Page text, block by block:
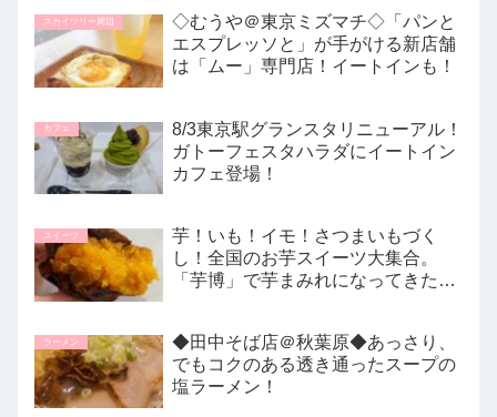
スカイツリー周辺
◇むうや＠東京ミズマチ◇「パンと
エスプレッソと」が手がける新店舗
は「ムー」専門店！イートインも！
カフェ
8/3東京駅グランスタリニューアル！
ガトーフェスタハラダにイートイン
カフェ登場！
スイーツ
芋！いも！イモ！さつまいもづく
し！全国のお芋スイーツ大集合。
「芋博」で芋まみれになってきたレ
ラーメン
◆田中そば店＠秋葉原◆あっさり、
でもコクのある透き通ったスープの
塩ラーメン！